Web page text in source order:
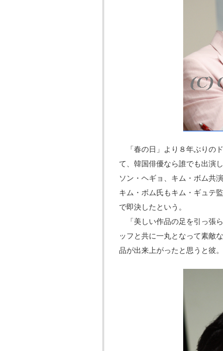
「春の日」より８年ぶりの
て、韓国俳優なら誰でも出演
ソン・ヘギョ、キム・ボム共
キム・ボム氏もキム・ギュテ
で即決したという。
「美しい作品の足を引っ張
ッフと共に一丸となって素敵
品が出来上がったと思うと彼。